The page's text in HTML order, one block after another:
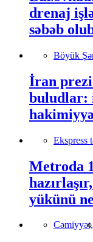
drenaj
səbəb
Böyük
İran
buludlar:
Ekspress
Metroda
yükünü
Cəmiyyət,